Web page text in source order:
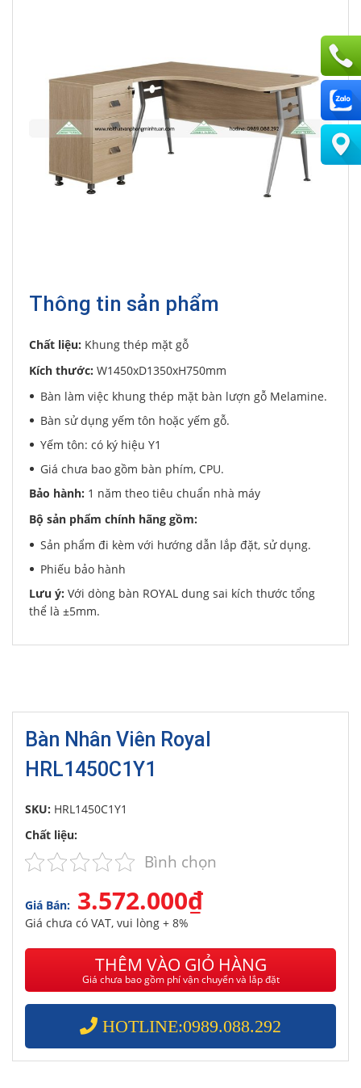
Thông tin sản phẩm
Chất liệu: Khung thép mặt gỗ
Kích thước: W1450xD1350xH750mm
Bàn làm việc khung thép mặt bàn lượn gỗ Melamine.
Bàn sử dụng yếm tôn hoặc yếm gỗ.
Yếm tôn: có ký hiệu Y1
Giá chưa bao gồm bàn phím, CPU.
Bảo hành: 1 năm theo tiêu chuẩn nhà máy
Bộ sản phẩm chính hãng gồm:
Sản phẩm đi kèm với hướng dẫn lắp đặt, sử dụng.
Phiếu bảo hành
Lưu ý: Với dòng bàn ROYAL dung sai kích thước tổng
thể là ±5mm.
Bàn Nhân Viên Royal
HRL1450C1Y1
SKU: HRL1450C1Y1
Chất liệu:
Bình chọn
Giá Bán: 3.572.000₫
Giá chưa có VAT, vui lòng + 8%
THÊM VÀO GIỎ HÀNG
Giá chưa bao gồm phí vận chuyển và lắp đặt
HOTLINE:0989.088.292